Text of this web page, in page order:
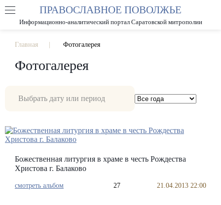
РАЗМЕР ШРИФТА А А
ПРАВОСЛАВНОЕ ПОВОЛЖЬЕ
Информационно-аналитический портал Саратовской митрополии
Главная Фотогалерея
Фотогалерея
Божественная литургия в храме в честь Рождества
Христова г. Балаково
смотреть альбом 27 21.04.2013 22:00